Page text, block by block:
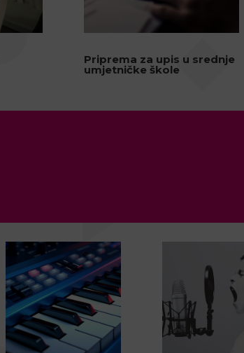
Priprema za upis u srednje
umjetničke škole